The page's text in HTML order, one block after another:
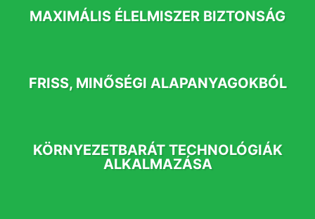
MAXIMÁLIS ÉLELMISZER BIZTONSÁG
FRISS, MINŐSÉGI ALAPANYAGOKBÓL
KÖRNYEZETBARÁT TECHNOLÓGIÁK
ALKALMAZÁSA